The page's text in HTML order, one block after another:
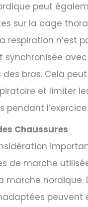
peut
sur la cage
respiration n’est
synchronisée avec
bras. Cela
et limiter
pendant l’exercice.
Chaussures
de marche
marche nordique.
peuvent